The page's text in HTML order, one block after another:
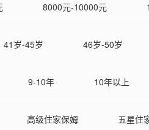
8000元-10000元
41岁-45岁 46岁-50岁
9-10年 10年以上
高级住家保姆 五星住